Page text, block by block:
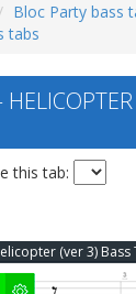
Bloc Party bass
tabs
this tab:
(ver 3) Bass